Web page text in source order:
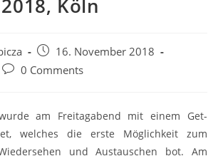
Köln
Post
published:
16. November 2018
Post0 Comments
am Freitagabend mit einem Get-
welches die erste Möglichkeit zum
und Austauschen bot. Am